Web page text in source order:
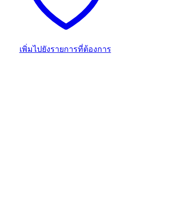
เพิ่มไปยังรายการที่ต้องการ